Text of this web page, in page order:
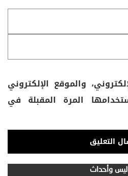
والموقع الإلكتروني
المرة المقبلة في
وأحداث